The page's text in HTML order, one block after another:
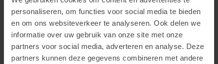
personaliseren, om functies voor social media te bieden
en om ons websiteverkeer te analyseren. Ook delen we
informatie over uw gebruik van onze site met onze
partners voor social media, adverteren en analyse. Deze
partners kunnen deze gegevens combineren met andere